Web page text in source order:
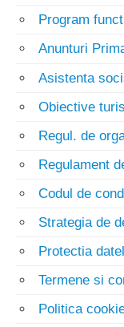
Program
Anunturi
Asistenta
Obiective
Regul. de
Regulament
Codul de
Strategia de
Protectia
Termene si
Politica